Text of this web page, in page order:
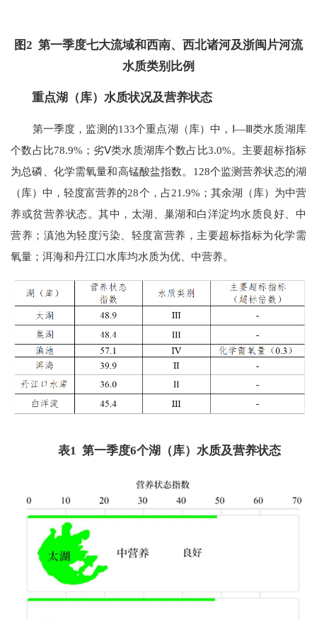
图2 第一季度七大流域和西南、西北诸河及浙闽片河流
水质类别比例
重点湖（库）水质状况及营养状态
第一季度，监测的133个重点湖（库）中，Ⅰ—Ⅲ类水质湖库
个数占比78.9%；劣Ⅴ类水质湖库个数占比3.0%。主要超标指标
为总磷、化学需氧量和高锰酸盐指数。128个监测营养状态的湖
（库）中，轻度富营养的28个，占21.9%；其余湖（库）为中营
养或贫营养状态。其中，太湖、巢湖和白洋淀均水质良好、中
营养；滇池为轻度污染、轻度富营养，主要超标指标为化学需
氧量；洱海和丹江口水库均水质为优、中营养。
表1 第一季度6个湖（库）水质及营养状态